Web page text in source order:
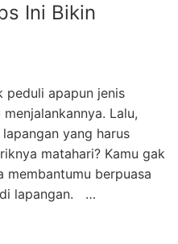
Ini Bikin
peduli apapun jenis
Lalu,
yang harus
matahari? Kamu gak
membantumu berpuasa
di lapangan. …